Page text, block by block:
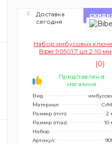
Доставка
сегодня
Набор имбусовых
Biber 90501 7 шт 2-10 мм
(0)
Представлен в
магазине
Вид
Материал
Размер (min)
2
Размер (max)
10
Набор
Артикул: